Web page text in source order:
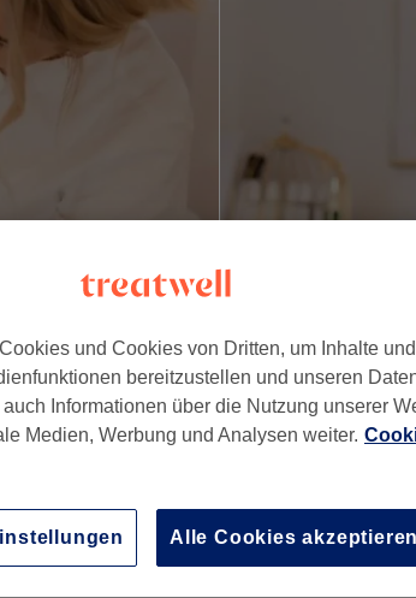
Details anzeigen
und Cookies von Dritten, um Inhalte
bereitzustellen und unseren
Informationen über die Nutzung unserer
Medien, Werbung und Analysen weiter.
Alle Cookies